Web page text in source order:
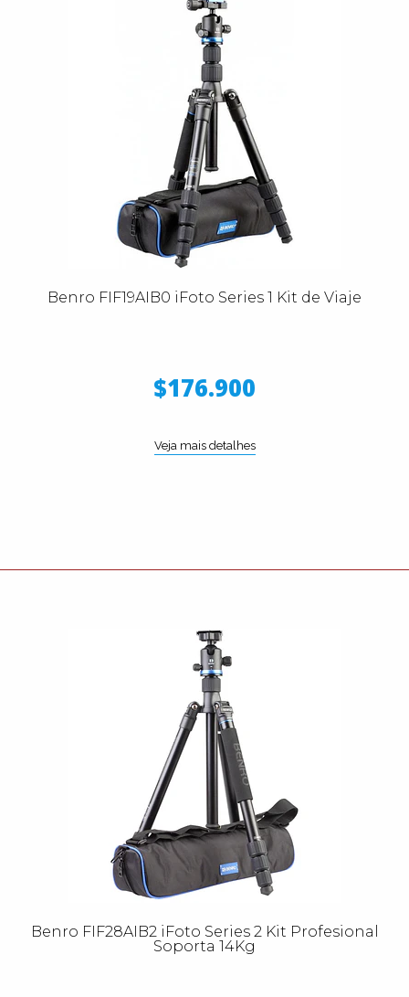
Benro FIF19AIB0 iFoto Series 1 Kit de Viaje
$176.900
Veja mais detalhes
Benro FIF28AIB2 iFoto Series 2 Kit Profesional
Soporta 14Kg